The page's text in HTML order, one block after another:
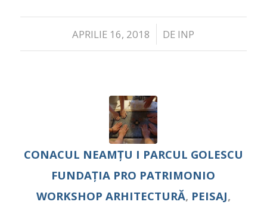
APRILIE 16, 2018
/ DE INP
CONACUL NEAMȚU I PARCUL GOLESCU
FUNDAȚIA PRO PATRIMONIO
WORKSHOP ARHITECTURĂ, PEISAJ,